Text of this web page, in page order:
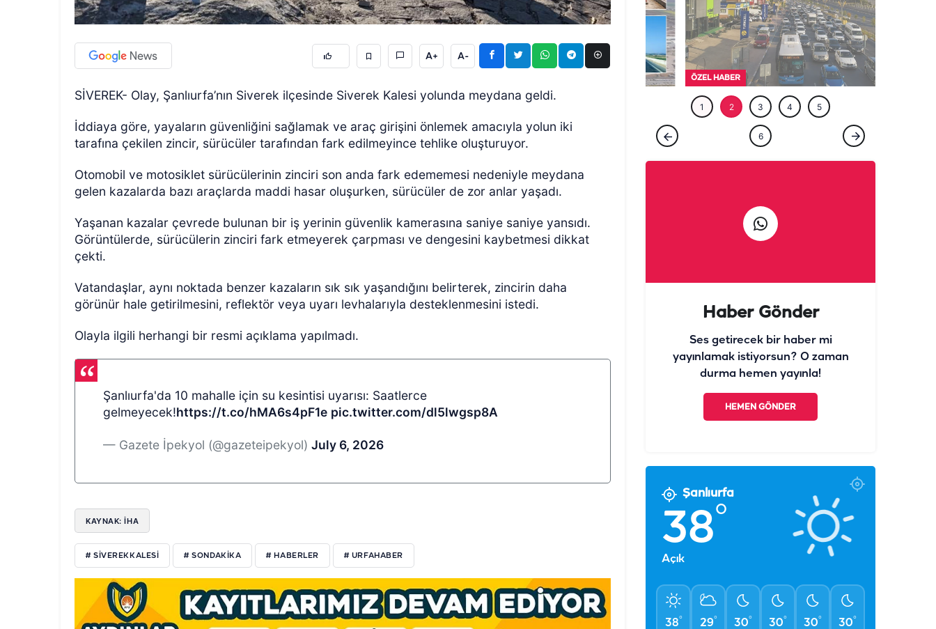
A+ A-
SİVEREK- Olay, Şanlıurfa’nın Siverek ilçesinde Siverek Kalesi yolunda meydana geldi.
İddiaya göre, yayaların güvenliğini sağlamak ve araç girişini önlemek amacıyla yolun iki
tarafına çekilen zincir, sürücüler tarafından fark edilmeyince tehlike oluşturuyor.
Otomobil ve motosiklet sürücülerinin zinciri son anda fark edememesi nedeniyle meydana
gelen kazalarda bazı araçlarda maddi hasar oluşurken, sürücüler de zor anlar yaşadı.
Yaşanan kazalar çevrede bulunan bir iş yerinin güvenlik kamerasına saniye saniye yansıdı.
Görüntülerde, sürücülerin zinciri fark etmeyerek çarpması ve dengesini kaybetmesi dikkat
çekti.
Vatandaşlar, aynı noktada benzer kazaların sık sık yaşandığını belirterek, zincirin daha
görünür hale getirilmesini, reflektör veya uyarı levhalarıyla desteklenmesini istedi.
Olayla ilgili herhangi bir resmi açıklama yapılmadı.
Şanlıurfa'da 10 mahalle için su kesintisi uyarısı: Saatlerce
gelmeyecek!https://t.co/hMA6s4pF1e pic.twitter.com/dl5lwgsp8A
— Gazete İpekyol (@gazeteipekyol) July 6, 2026
KAYNAK: İHA
# SİVEREKKALESİ # SONDAKİKA # HABERLER # URFAHABER
ÖZEL HABER
Şanlıurfalılar şehri terk etti! Kaçan kaçana
1 2 3 4 5
6
Ses getirecek bir haber mi
durma hemen yayınla!
HEMEN GÖNDER
38°
Açık
38 °
Tüm hava tahminini göster